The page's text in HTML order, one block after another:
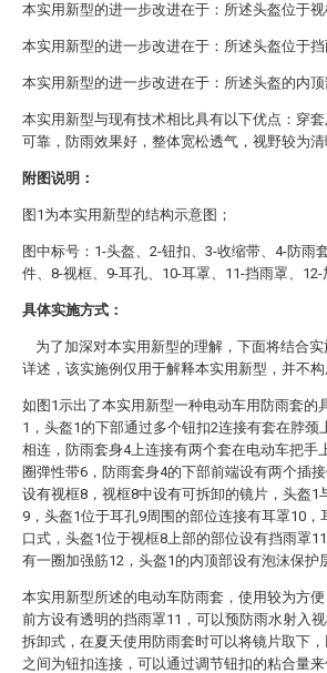
本实用新型的进一步改进在于：所述头盔位于视
本实用新型的进一步改进在于：所述头盔位于
本实用新型的进一步改进在于：所述头盔的内顶
本实用新型与现有技术相比具有以下优点：穿
可靠，防雨效果好，整体宽松透气，视野较为清
附图说明：
图1为本实用新型的结构示意图；
图中标号：1-头盔、2-钮扣、3-收缩带、4-防雨
件、8-视框、9-耳孔、10-耳罩、11-挡雨罩、12-
具体实施方式：
为了加深对本实用新型的理解，下面将结合
详述，该实施例仅用于解释本实用新型，并不
如图1示出了本实用新型一种电动车用防雨套的
1，头盔1的下部通过多个钮扣2连接有套在脖
相连，防雨套身4上连接有两个套在电动车把手
圈弹性带6，防雨套身4的下部前端设有两个插
设有视框8，视框8中设有可拆卸的镜片，头盔
9，头盔1位于耳孔9周围的部位连接有耳罩10
口式，头盔1位于视框8上部的部位设有挡雨罩
有一圈加强筋12，头盔1的内顶部设有泡沫保护
本实用新型所述的电动车防雨套，使用较为方
前方设有透明的挡雨罩11，可以预防雨水射入
拆卸式，在夏天使用防雨套时可以将镜片取下
之间为钮扣连接，可以通过调节钮扣的粘合量